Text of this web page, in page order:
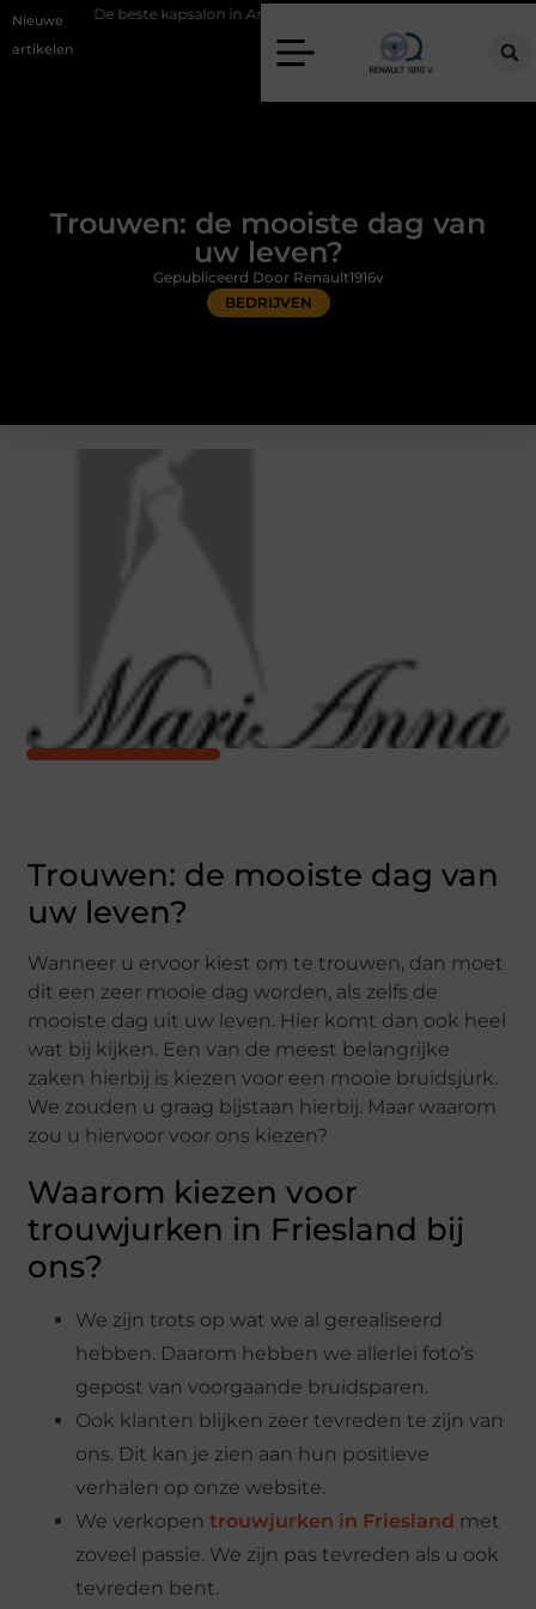
Nieuwe
artikelen
kapsalon in Arnhem: meer dan alleen een knipbeurt
Trouwen: de mooiste dag van
uw leven?
BEDRIJVEN
Gepubliceerd Door Renault1916v
Trouwen: de mooiste dag van
uw leven?
Wanneer u ervoor kiest om te trouwen, dan moet
dit een zeer mooie dag worden, als zelfs de
mooiste dag uit uw leven. Hier komt dan ook heel
wat bij kijken. Een van de meest belangrijke
zaken hierbij is kiezen voor een mooie bruidsjurk.
We zouden u graag bijstaan hierbij. Maar waarom
zou u hiervoor voor ons kiezen?
Waarom kiezen voor
trouwjurken in Friesland bij
ons?
We zijn trots op wat we al gerealiseerd
hebben. Daarom hebben we allerlei foto’s
gepost van voorgaande bruidsparen.
Ook klanten blijken zeer tevreden te zijn van
ons. Dit kan je zien aan hun positieve
verhalen op onze website.
We verkopentrouwjurken in Friesland met
zoveel passie. We zijn pas tevreden als u ook
tevreden bent.